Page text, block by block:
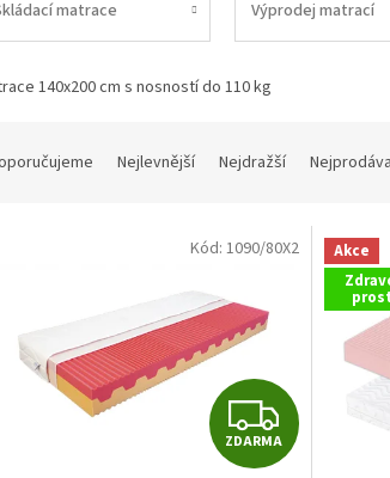
matrace Výprodej matrací
140x200 cm s nosností do 110 kg
Nejlevnější Nejdražší
Z
D
ZDARMA
Kód: 1090/80X2
Akce